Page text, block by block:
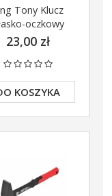
Tony Klucz
oczkowy
23,00 zł
KOSZYKA